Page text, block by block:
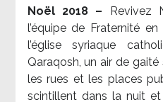
Noël 2018 –
Revivez
l’équipe de Fraternité
l’église syriaque
Qaraqosh, un air de
les rues et les places
scintillent dans la nuit et